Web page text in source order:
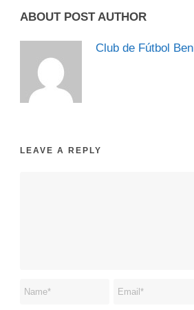
ABOUT POST AUTHOR
Club de Fútbol
LEAVE A REPLY